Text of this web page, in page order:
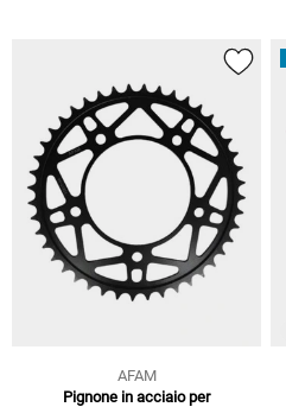
AFAM
Pignone in acciaio per